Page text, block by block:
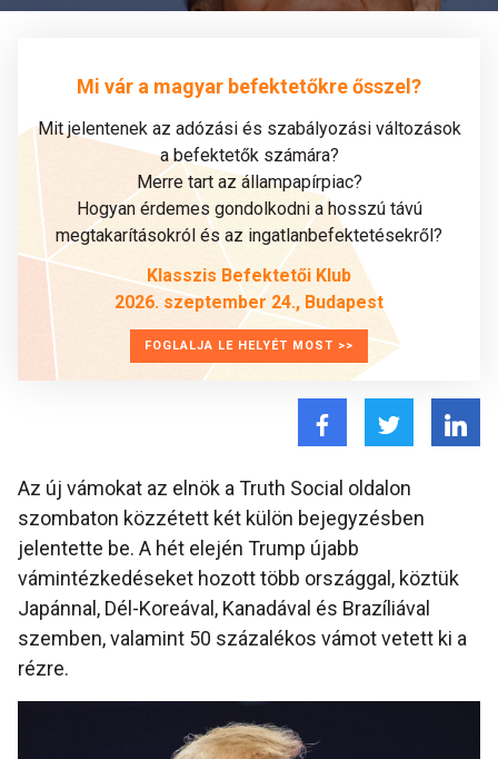
Mi vár a magyar befektetőkre ősszel?
Mit jelentenek az adózási és szabályozási változások
a befektetők számára?
Merre tart az állampapírpiac?
Hogyan érdemes gondolkodni a hosszú távú
megtakarításokról és az ingatlanbefektetésekről?
Klasszis Befektetői Klub
2026. szeptember 24., Budapest
FOGLALJA LE HELYÉT MOST >>
Az új vámokat az elnök a Truth Social oldalon
szombaton közzétett két külön bejegyzésben
jelentette be. A hét elején Trump újabb
vámintézkedéseket hozott több országgal, köztük
Japánnal, Dél-Koreával, Kanadával és Brazíliával
szemben, valamint 50 százalékos vámot vetett ki a
rézre.